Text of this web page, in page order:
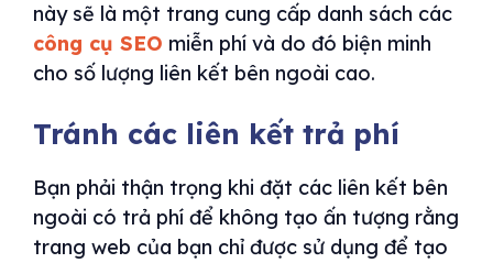
này sẽ là một trang cung cấp danh sách các
công cụ SEO miễn phí và do đó biện minh
cho số lượng liên kết bên ngoài cao.
Tránh các liên kết trả phí
Bạn phải thận trọng khi đặt các liên kết bên
ngoài có trả phí để không tạo ấn tượng rằng
trang web của bạn chỉ được sử dụng để tạo